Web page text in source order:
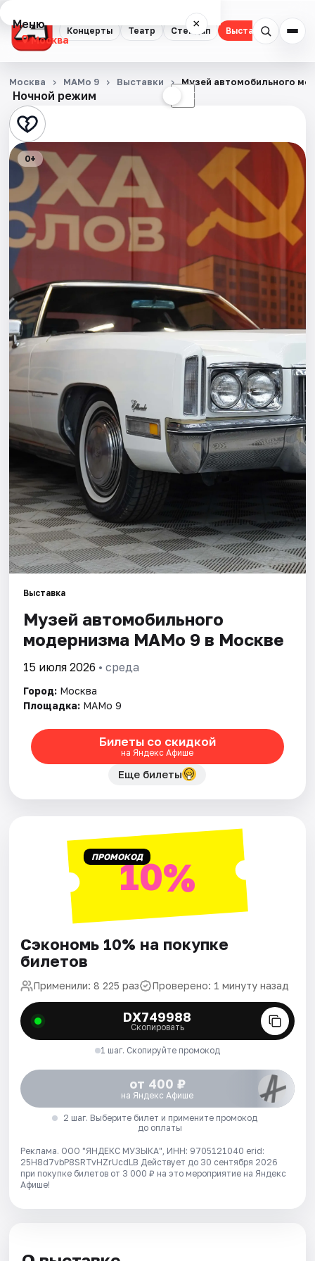
Концерты Театр Стендап Выставки
Меню ×
Москва
Концерты
Театр
Стендап
Выставки
Квесты
Экскурсии
Спорт
События
Города
Площадки
Артисты
Рейтинги
Ночной режим ☾
Москва МАМо 9 Выставки Музей автомобильного
0+
Выставка
Музей автомобильного
модернизма МАМо 9 в Москве
15 июля 2026 • среда
Город: Москва
Площадка: МАМо 9
Билеты со скидкой
на Яндекс Афише
Еще билеты
ПРОМОКОД10%
Сэкономь 10% на покупке
билетов
Применили: 8 225 раз Проверено: 1 минуту назад
DX749988
Скопировать
1 шаг. Скопируйте промокод
от 400 ₽
на Яндекс Афише
2 шаг. Выберите билет и примените промокод
до оплаты
Реклама. ООО "ЯНДЕКС МУЗЫКА", ИНН: 9705121040 erid:
25H8d7vbP8SRTvHZrUcdLB Действует до 30 сентября 2026
при покупке билетов от 3 000 ₽ на это мероприятие на Яндекс
Афише!